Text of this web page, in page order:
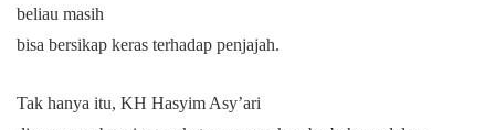
beliau masih
bisa bersikap keras terhadap penjajah.
Tak hanya itu, KH Hasyim Asy’ari